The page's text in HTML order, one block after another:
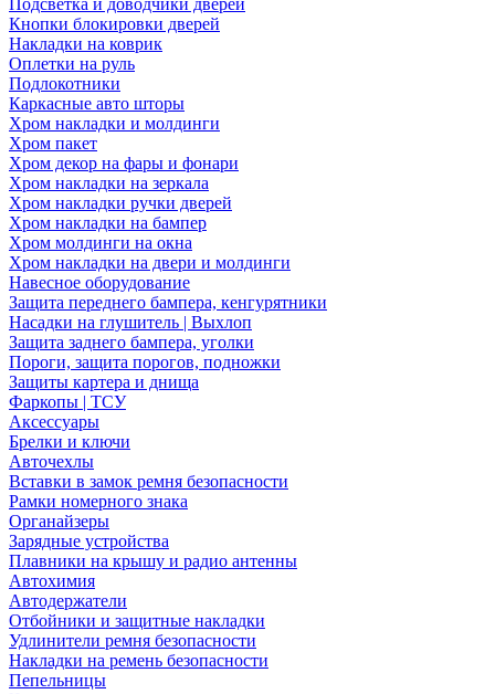
Подсветка и доводчики дверей
Кнопки блокировки дверей
Накладки на коврик
Оплетки на руль
Подлокотники
Каркасные авто шторы
Хром накладки и молдинги
Хром пакет
Хром декор на фары и фонари
Хром накладки на зеркала
Хром накладки ручки дверей
Хром накладки на бампер
Хром молдинги на окна
Хром накладки на двери и молдинги
Навесное оборудование
Защита переднего бампера, кенгурятники
Насадки на глушитель | Выхлоп
Защита заднего бампера, уголки
Пороги, защита порогов, подножки
Защиты картера и днища
Фаркопы | ТСУ
Аксессуары
Брелки и ключи
Авточехлы
Вставки в замок ремня безопасности
Рамки номерного знака
Органайзеры
Зарядные устройства
Плавники на крышу и радио антенны
Автохимия
Автодержатели
Отбойники и защитные накладки
Удлинители ремня безопасности
Накладки на ремень безопасности
Пепельницы